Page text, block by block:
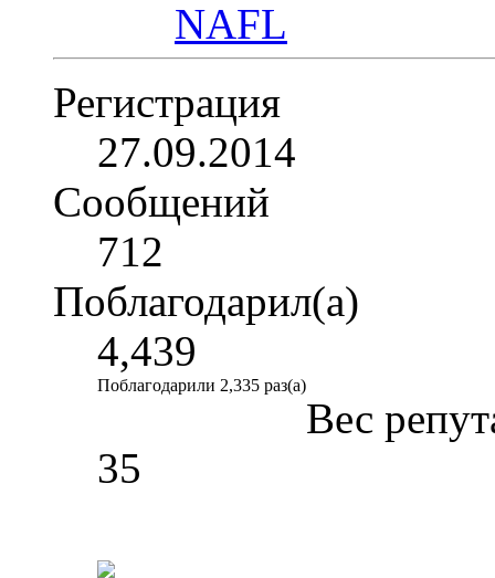
Регистрация
27.09.2014
Сообщений
712
Поблагодарил(а)
4,439
Поблагодарили 2,335 раз(а)
Вес
35